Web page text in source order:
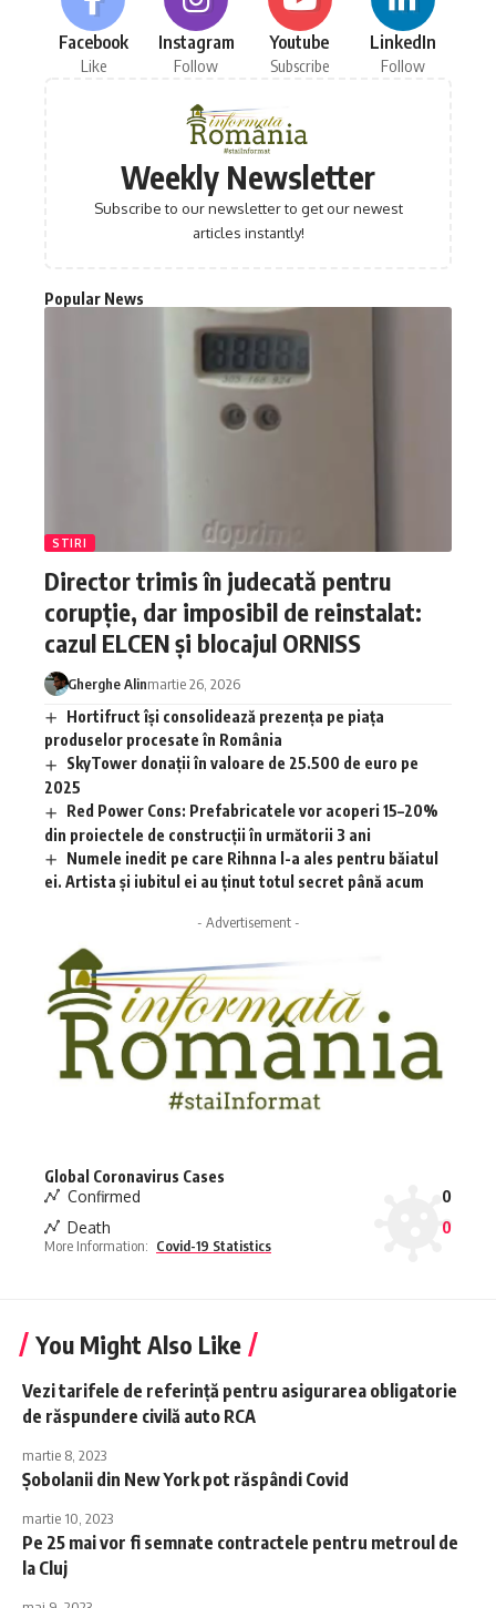
Facebook
Like
Instagram
Follow
Youtube
Subscribe
LinkedIn
Follow
Weekly Newsletter
Subscribe to our newsletter to get our newest
articles instantly!
Popular News
STIRI
Director trimis în judecată pentru
corupție, dar imposibil de reinstalat:
cazul ELCEN și blocajul ORNISS
Gherghe Alinmartie 26, 2026
Hortifruct își consolidează prezența pe piața
produselor procesate în România
SkyTower donații în valoare de 25.500 de euro pe
2025
Red Power Cons: Prefabricatele vor acoperi 15–20%
din proiectele de construcții în următorii 3 ani
Numele inedit pe care Rihnna l-a ales pentru băiatul
ei. Artista și iubitul ei au ținut totul secret până acum
- Advertisement -
Global Coronavirus Cases
Confirmed
0
Death
0
More Information: Covid-19 Statistics
You Might Also Like
Vezi tarifele de referință pentru asigurarea obligatorie
de răspundere civilă auto RCA
martie 8, 2023
Șobolanii din New York pot răspândi Covid
martie 10, 2023
Pe 25 mai vor fi semnate contractele pentru metroul de
la Cluj